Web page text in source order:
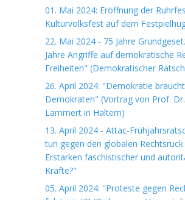
01. Mai 2024: Eröffnung der
Kulturvolksfest auf dem
22. Mai 2024 - 75 Jahre
Jahre Angriffe auf demokratische
Freiheiten" (Demokratischer
26. April 2024: "Demokratie braucht
Demokraten" (Vortrag von Prof.
Lammert in Haltern)
13. April 2024 - Attac-
tun gegen den globalen
Erstarken faschistischer und
Kräfte?"
05. April 2024: "Proteste gegen